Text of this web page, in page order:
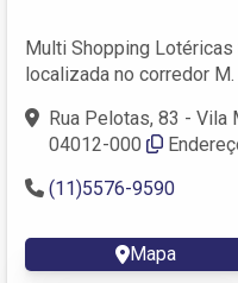
Multi Shopping
localizada no corredor M.
Rua Pelotas, 83 - Vila
04012-000
(11)5576-9590
Mapa